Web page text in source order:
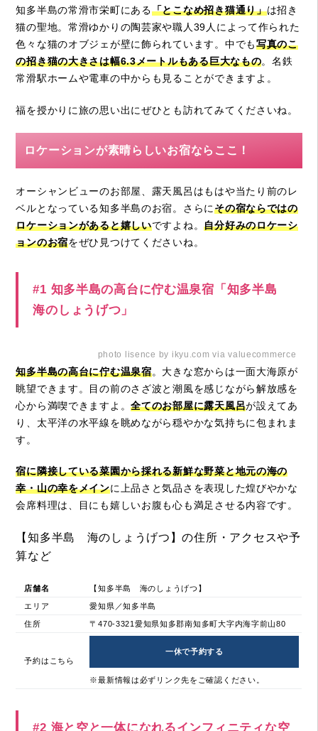
知多半島の常滑市栄町にある「とこなめ招き猫通り」は招き
猫の聖地。常滑ゆかりの陶芸家や職人39人によって作られた
色々な猫のオブジェが壁に飾られています。中でも写真のこ
の招き猫の大きさは幅6.3メートルもある巨大なもの。名鉄
常滑駅ホームや電車の中からも見ることができますよ。
福を授かりに旅の思い出にぜひとも訪れてみてくださいね。
ロケーションが素晴らしいお宿ならここ！
オーシャンビューのお部屋、露天風呂はもはや当たり前のレ
ベルとなっている知多半島のお宿。さらにその宿ならではの
ロケーションがあると嬉しいですよね。自分好みのロケーシ
ョンのお宿をぜひ見つけてくださいね。
#1 知多半島の高台に佇む温泉宿「知多半島
海のしょうげつ」
photo lisence by ikyu.com via valuecommerce
知多半島の高台に佇む温泉宿。大きな窓からは一面大海原が
眺望できます。目の前のさざ波と潮風を感じながら解放感を
心から満喫できますよ。全てのお部屋に露天風呂が設えてあ
り、太平洋の水平線を眺めながら穏やかな気持ちに包まれま
す。
宿に隣接している菜園から採れる新鮮な野菜と地元の海の
幸・山の幸をメインに上品さと気品さを表現した煌びやかな
会席料理は、目にも嬉しいお腹も心も満足させる内容です。
【知多半島 海のしょうげつ】の住所・アクセスや予
算など
店舗名 【知多半島 海のしょうげつ】
エリア 愛知県／知多半島
住所 〒470-3321愛知県知多郡南知多町大字内海字前山80
予約はこちら
一休で予約する
※最新情報は必ずリンク先をご確認ください。
#2 海と空と一体になれるインフィニティな空